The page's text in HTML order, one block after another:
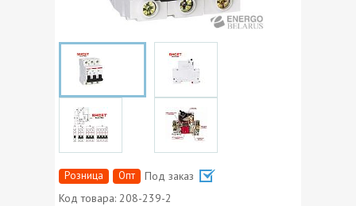
Розница Опт
Под заказ
Код товара: 208-239-2